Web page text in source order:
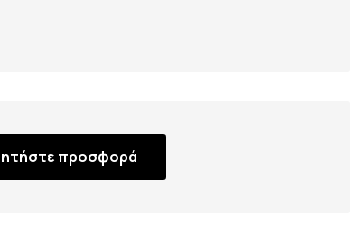
προσφορά